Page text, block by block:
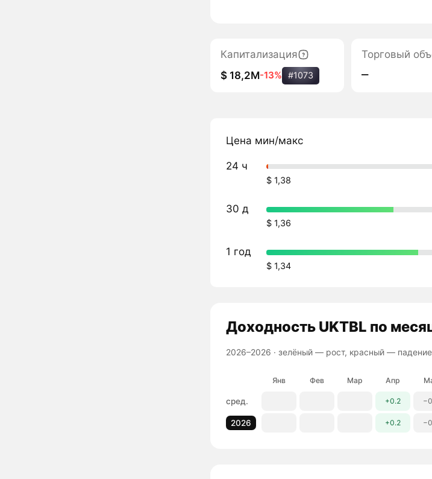
Капитализация
$ 18,2M-13% #1073
Торговый
‒
Цена мин/макс
24 ч
$ 1,38
30 д
$ 1,36
1 год
$ 1,34
ДоходностьUKTBL по
2026–2026 · зелёный — рост, красный — падение
Янв Фев Мар Апр
сред. +0.2
2026 +0.2